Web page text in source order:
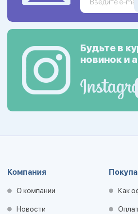
Будьте в
новинок и
Компания
О компании
Новости
Как